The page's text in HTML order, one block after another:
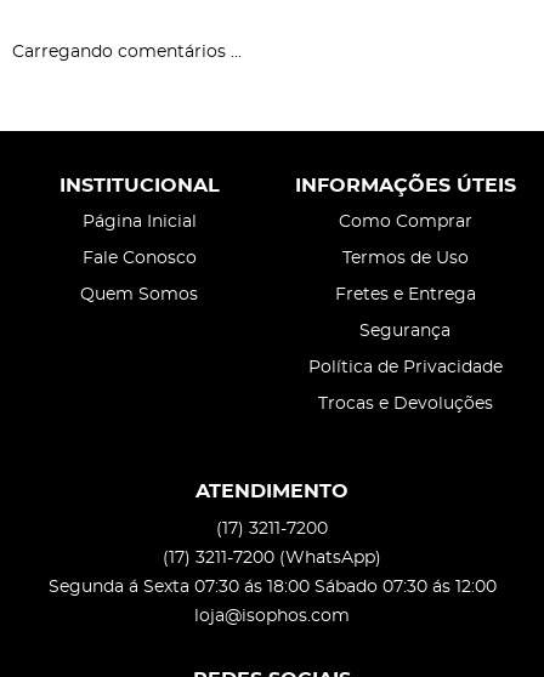
Carregando comentários ...
INSTITUCIONAL
Página Inicial
Fale Conosco
Quem Somos
INFORMAÇÕES ÚTEIS
Como Comprar
Termos de Uso
Fretes e Entrega
Segurança
Política de Privacidade
Trocas e Devoluções
ATENDIMENTO
(17) 3211-7200
(17) 3211-7200 (WhatsApp)
Segunda á Sexta 07:30 ás 18:00 Sábado 07:30 ás 12:00
loja@isophos.com